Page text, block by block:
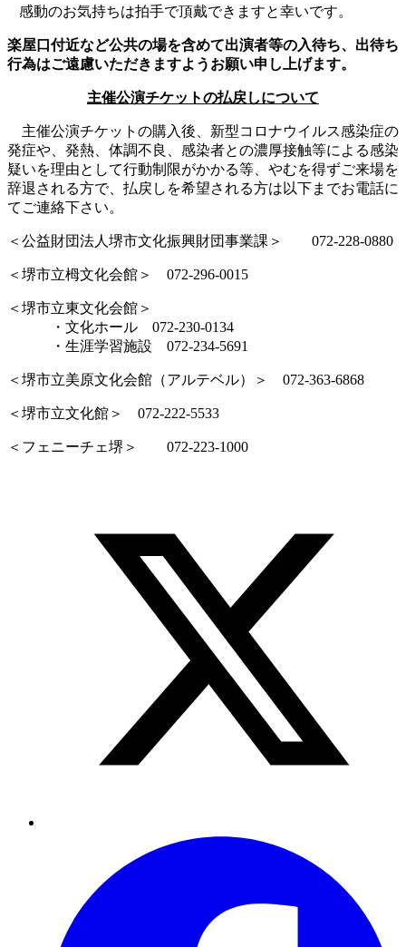
感動のお気持ちは拍手で頂戴できますと幸いです。
楽屋口付近など公共の場を含めて出演者等の入待ち、出待ち
行為はご遠慮いただきますようお願い申し上げます。
主催公演チケットの払戻しについて
主催公演チケットの購入後、新型コロナウイルス感染症の
発症や、発熱、体調不良、感染者との濃厚接触等による感染
疑いを理由として行動制限がかかる等、やむを得ずご来場を
辞退される方で、払戻しを希望される方は以下までお電話に
てご連絡下さい。
＜公益財団法人堺市文化振興財団事業課＞ 072-228-0880
＜堺市立栂文化会館＞ 072-296-0015
＜堺市立東文化会館＞
・文化ホール 072-230-0134
・生涯学習施設 072-234-5691
＜堺市立美原文化会館（アルテベル）＞ 072-363-6868
＜堺市立文化館＞ 072-222-5533
＜フェニーチェ堺＞ 072-223-1000